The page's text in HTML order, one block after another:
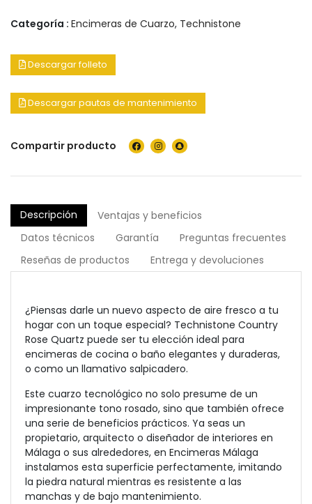
Categoría : Encimeras de Cuarzo, Technistone
Descargar folleto
Descargar pautas de mantenimiento
Compartir producto
Descripción
Ventajas y beneficios
Datos técnicos
Garantía
Preguntas frecuentes
Reseñas de productos
Entrega y devoluciones
¿Piensas darle un nuevo aspecto de aire fresco a tu
hogar con un toque especial? Technistone Country
Rose Quartz puede ser tu elección ideal para
encimeras de cocina o baño elegantes y duraderas,
o como un llamativo salpicadero.
Este cuarzo tecnológico no solo presume de un
impresionante tono rosado, sino que también ofrece
una serie de beneficios prácticos. Ya seas un
propietario, arquitecto o diseñador de interiores en
Málaga o sus alrededores, en Encimeras Málaga
instalamos esta superficie perfectamente, imitando
la piedra natural mientras es resistente a las
manchas y de bajo mantenimiento.